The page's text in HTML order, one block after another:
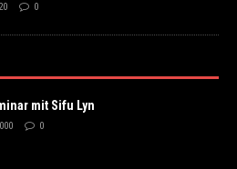
0
mit Sifu Lyn
0